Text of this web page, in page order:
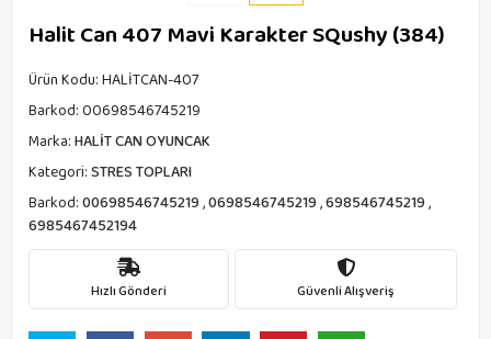
Halit Can 407 Mavi Karakter SQushy (384)
Ürün Kodu:HALİTCAN-407
Barkod:00698546745219
Marka:HALİT CAN OYUNCAK
Kategori:STRES TOPLARI
Barkod:00698546745219,0698546745219,698546745219,
6985467452194
Hızlı Gönderi Güvenli Alışveriş